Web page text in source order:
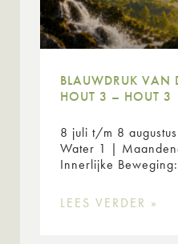
BLAUWDRUK VAN
HOUT 3 – HOUT 3
8 juli t/m 8
Water 1 |
Innerlijke
LEES VERDER »